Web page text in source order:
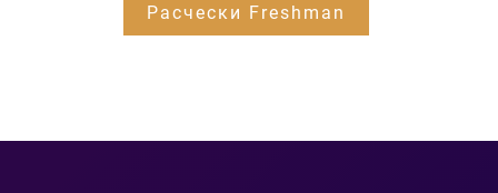
Расчески Freshman